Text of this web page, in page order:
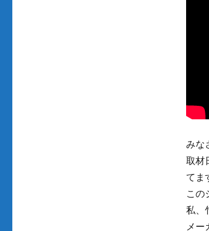
みな
取材
てま
この
私、
メー